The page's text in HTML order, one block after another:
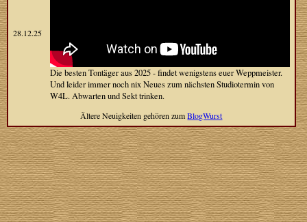
28.12.25
Die besten Tontäger aus 2025 - findet wenigstens euer Weppmeister.
Und leider immer noch nix Neues zum nächsten Studiotermin von
W4L. Abwarten und Sekt trinken.
Ältere Neuigkeiten gehören zumBlogWurst